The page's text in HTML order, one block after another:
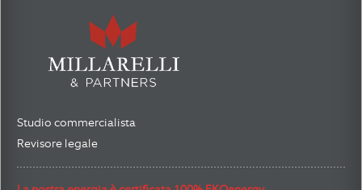
Studio commercialista
Revisore legale